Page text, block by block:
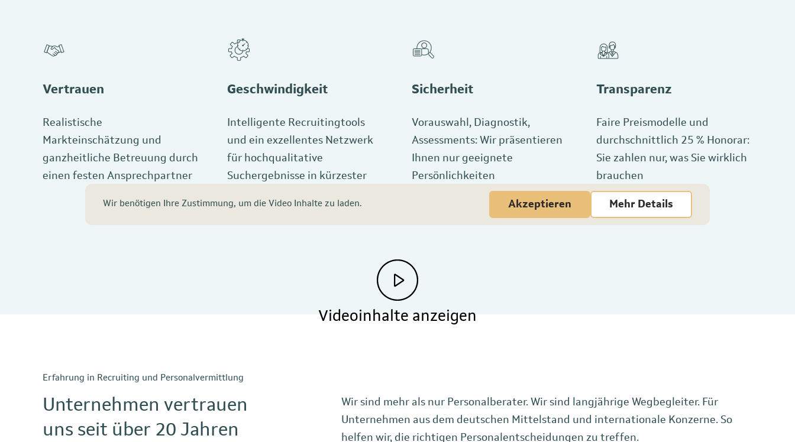
Vertrauen
Realistische
Markteinschätzung und
ganzheitliche Betreuung durch
einen festen Ansprechpartner
Geschwindigkeit
Intelligente Recruitingtools
und ein exzellentes Netzwerk
für hochqualitative
Suchergebnisse in kürzester
Sicherheit
Vorauswahl, Diagnostik,
Assessments: Wir präsentieren
Ihnen nur geeignete
Persönlichkeiten
Transparenz
Faire Preismodelle und
durchschnittlich 25 % Honorar:
Sie zahlen nur, was Sie wirklich
brauchen
Videoinhalte anzeigen
Wir benötigen Ihre Zustimmung, um die Video Inhalte zu laden. Akzeptieren Mehr Details
Erfahrung in Recruiting und Personalvermittlung
Unternehmen vertrauen
uns seit über 20 Jahren
Wir sind mehr als nur Personalberater. Wir sind langjährige Wegbegleiter. Für
Unternehmen aus dem deutschen Mittelstand und internationale Konzerne. So
helfen wir, die richtigen Personalentscheidungen zu treffen.